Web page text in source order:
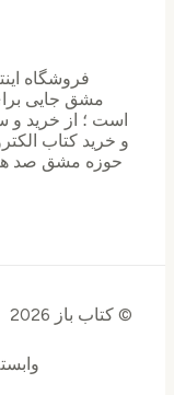
فروشگاه
مشق جایی برای
است ؛ از خرید و
و خرید کتاب
حوزه مشق صد ها
© کتاب باز 2026
وابسته به